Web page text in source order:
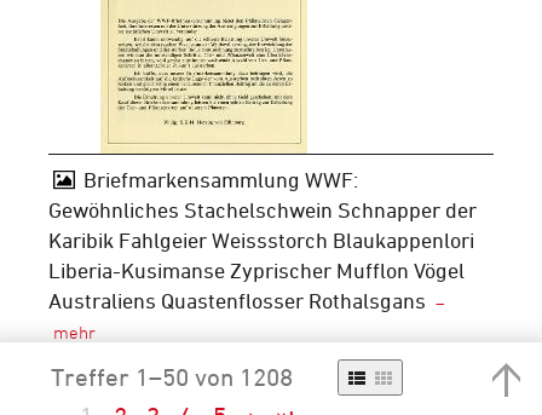
Briefmarkensammlung WWF:
Gewöhnliches Stachelschwein Schnapper der
Karibik Fahlgeier Weissstorch Blaukappenlori
Liberia-Kusimanse Zyprischer Mufflon Vögel
Australiens Quastenflosser Rothalsgans
Treffer 1–50 von 1208